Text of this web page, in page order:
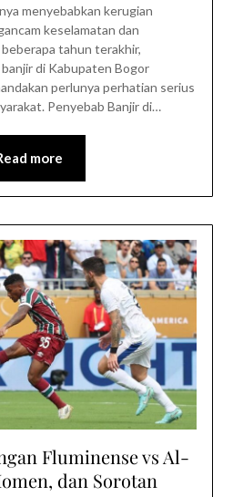
menyebabkan kerugian
keselamatan dan
tahun terakhir,
di Kabupaten Bogor
perlunya perhatian serius
Penyebab Banjir di…
more
Fluminense vs Al-
dan Sorotan